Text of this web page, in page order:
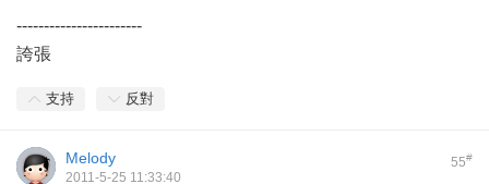
-----------------------
誇張
支持 反對
55#
Melody
2011-5-25 11:33:40